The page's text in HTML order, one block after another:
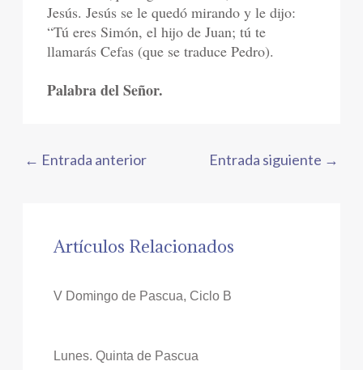
Jesús. Jesús se le quedó mirando y le dijo:
“Tú eres Simón, el hijo de Juan; tú te
llamarás Cefas (que se traduce Pedro).
Palabra del Señor.
← Entrada anterior Entrada siguiente →
Artículos Relacionados
V Domingo de Pascua, Ciclo B
Lunes. Quinta de Pascua